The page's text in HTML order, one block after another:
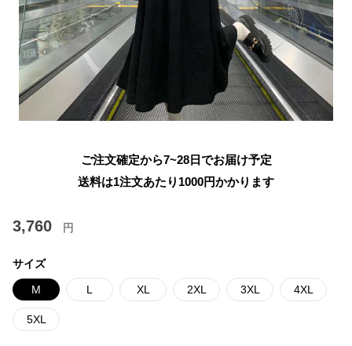
ご注文確定から7~28日でお届け予定
送料は1注文あたり 1000円かかります
3,760 円
サイズ
M L XL 2XL 3XL 4XL
5XL